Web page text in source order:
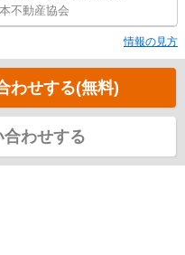
不動産協会
情報の見方
わせする(無料)
合わせする